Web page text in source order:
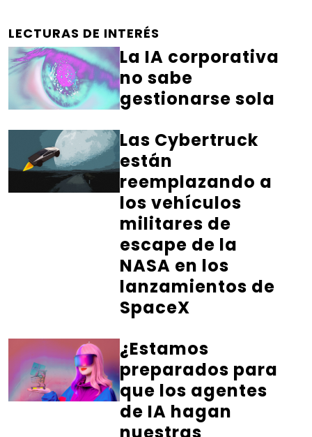
LECTURAS DE INTERÉS
La IA corporativa
no sabe
gestionarse sola
Las Cybertruck
están
reemplazando a
los vehículos
militares de
escape de la
NASA en los
lanzamientos de
SpaceX
¿Estamos
preparados para
que los agentes
de IA hagan